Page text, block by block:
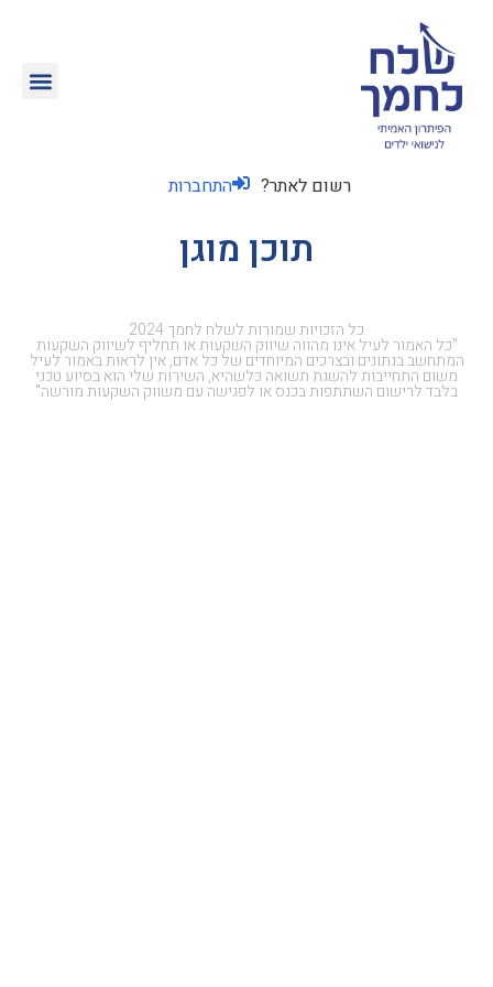
רשום לאתר? התחברות
תוכן מוגן
כל הזכויות שמורות לשלח לחמך 2024
"כל האמור לעיל אינו מהווה שיווק השקעות או תחליף לשיווק השקעות
המתחשב בנתונים ובצרכים המיוחדים של כל אדם, אין לראות באמור לעיל
משום התחייבות להשגת תשואה כלשהיא, השירות שלי הוא בסיוע טכני
בלבד לרישום השתתפות בכנס או לפגישה עם משווק השקעות מורשה"